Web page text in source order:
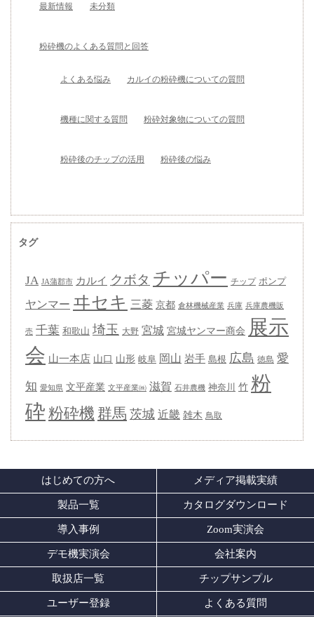
最新情報 未分類
粉砕機のよくある質問と回答
よくある悩み カルイの粉砕機についての質問
機種に関する質問 粉砕対象物についての質問
粉砕後のチップの活用 粉砕後の悩み
タグ
JA JA蒲郡市 カルイ クボタ チッパー チップ ポンプ
ヤンマー ヰセキ 三菱 京都 倉林機械産業 兵庫 兵庫農機販
売 千葉 和歌山 埼玉 大野 宮城 宮城ヤンマー商会 展示
会 山一本店 山口 山形 岐阜 岡山 岩手 島根 広島 徳島 愛
知 愛知県 文平産業 文平産業㈱ 滋賀 石井農機 神奈川 竹 粉
砕 粉砕機 群馬 茨城 近畿 雑木 鳥取
はじめての方へ メディア掲載実績
製品一覧 カタログダウンロード
導入事例 Zoom実演会
デモ機実演会 会社案内
取扱店一覧 チップサンプル
ユーザー登録 よくある質問